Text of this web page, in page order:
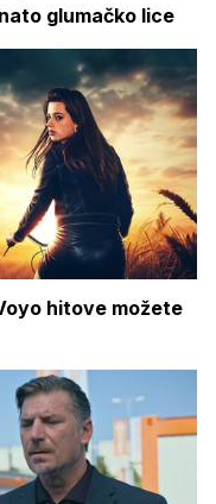
glumačko lice
hitove možete